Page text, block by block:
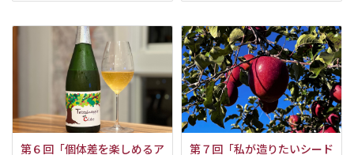
第６回「個体差を楽しめるア
第７回「私が造りたいシード